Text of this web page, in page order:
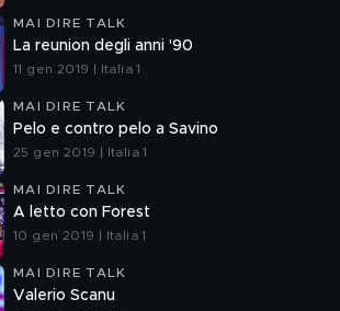
MAI DIRE TALK
La reunion degli anni '90
11 gen 2019 | Italia 1
MAI DIRE TALK
Pelo e contro pelo a Savino
25 gen 2019 | Italia 1
MAI DIRE TALK
A letto con Forest
10 gen 2019 | Italia 1
MAI DIRE TALK
Valerio Scanu